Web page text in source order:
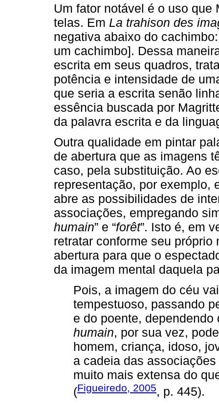
Um fator notável é o uso
telas. Em La trahison des
negativa abaixo do
um cachimbo]. Dessa
escrita em seus quadros,
potência e intensidade de
que seria a escrita senão
essência buscada por
da palavra escrita e da
Outra qualidade em pintar
de abertura que as imagens
caso, pela substituição. Ao
representação, por exemplo,
abre as possibilidades de
associações, empregando
humain” e “forêt”. Isto é, em
retratar conforme seu
abertura para que o
da imagem mental daquela
Pois, a imagem do céu
tempestuoso, passando
e do poente,
humain, por sua vez,
homem, criança, idoso,
a cadeia das
muito mais extensa do
(Figueiredo, 2005, p. 445).